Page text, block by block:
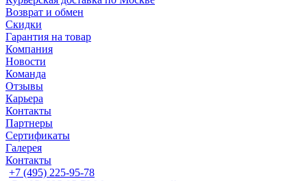
Возврат и обмен
Скидки
Гарантия на товар
Компания
Новости
Команда
Отзывы
Карьера
Контакты
Партнеры
Сертификаты
Галерея
Контакты
+7 (495) 225-95-78